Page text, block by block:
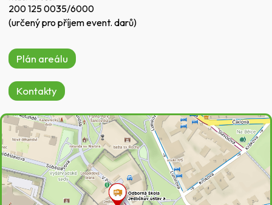
200 125 0035/6000
(určený pro příjem event. darů)
Plán areálu
Kontakty